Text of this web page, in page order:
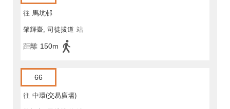
往 馬坑邨
肇輝臺, 司徒拔道 站
距離 150m
66
往 中環(交易廣場)